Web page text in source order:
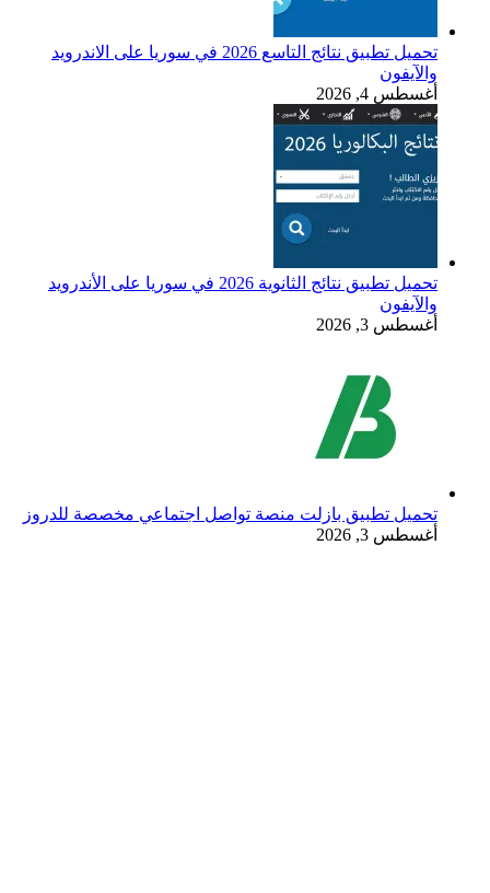
تحميل تطبيق نتائج التاسع 2026 في سوريا على الاندرويد
والآيفون
أغسطس 4, 2026
تحميل تطبيق نتائج الثانوية 2026 في سوريا على الأندرويد
والآيفون
أغسطس 3, 2026
تحميل تطبيق بازلت منصة تواصل اجتماعي مخصصة للدروز
أغسطس 3, 2026